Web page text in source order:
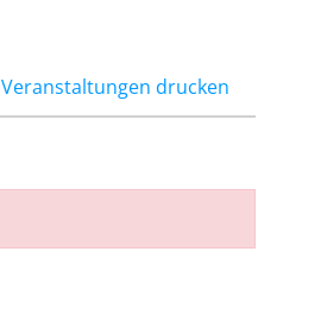
Veranstaltungen drucken